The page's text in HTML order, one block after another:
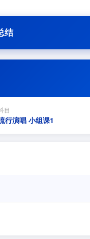
结
目
行演唱 小组课1